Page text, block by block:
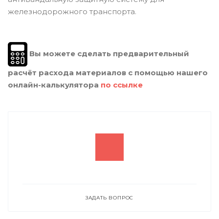
железнодорожного транспорта.
Вы можете сделать предварительный
расчёт расхода материалов с помощью нашего
онлайн-калькулятора по ссылке
ЗАДАТЬ ВОПРОС